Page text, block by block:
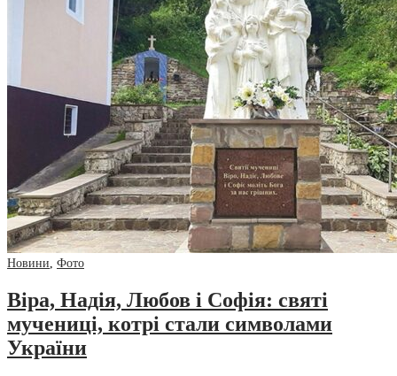
Новини Фото
Віра, Надія, Любов і Софія: святі
мучениці, котрі стали символами
України